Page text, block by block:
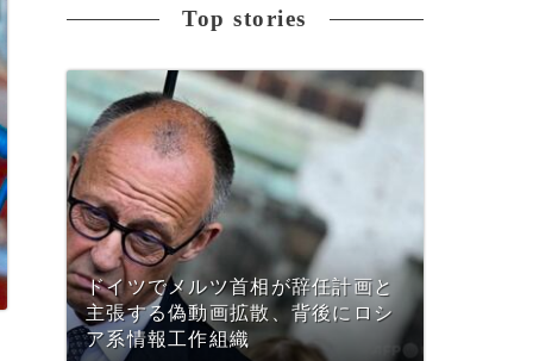
Top stories
ドイツでメルツ首相が辞任計画と
主張する偽動画拡散、背後にロシ
ア系情報工作組織